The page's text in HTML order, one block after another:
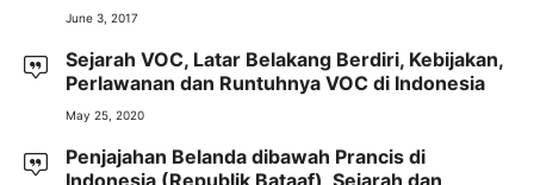
June 3, 2017
Sejarah VOC, Latar Belakang Berdiri, Kebijakan,
Perlawanan dan Runtuhnya VOC di Indonesia
May 25, 2020
Penjajahan Belanda dibawah Prancis di